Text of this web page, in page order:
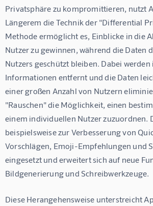
Privatsphäre zu kompromittieren, nutzt
Längerem die Technik der "Differential
Methode ermöglicht es, Einblicke in die
Nutzer zu gewinnen, während die Daten
Nutzers geschützt bleiben. Dabei
Informationen entfernt und die Daten
einer großen Anzahl von Nutzern
"Rauschen" die Möglichkeit, einen
einem individuellen Nutzer zuzuordnen.
beispielsweise zur Verbesserung von
Vorschlägen, Emoji-Empfehlungen und
eingesetzt und erweitert sich auf neue
Bildgenerierung und Schreibwerkzeuge.
Diese Herangehensweise unterstreicht